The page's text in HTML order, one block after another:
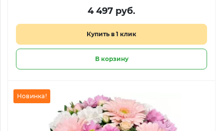
4 497 руб.
Купить в 1 клик
В корзину
Новинка!